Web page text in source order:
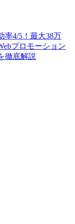
率4/5！最大38万
プロモーション
徹底解説